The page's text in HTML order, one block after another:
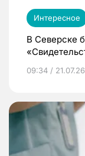
Интересное
В Северске
09:34 / 21.07.26